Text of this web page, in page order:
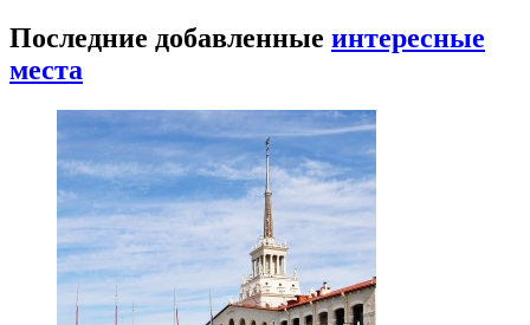
Последние добавленные интересные
места